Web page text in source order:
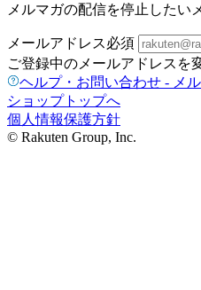
メルマガの配信を停止したい
メールアドレス必須
ご登録中のメールアドレスを
ヘルプ・お問い合わせ - メ
ショップトップへ
個人情報保護方針
© Rakuten Group, Inc.